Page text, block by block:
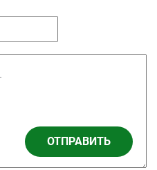
ОТПРАВИТЬ